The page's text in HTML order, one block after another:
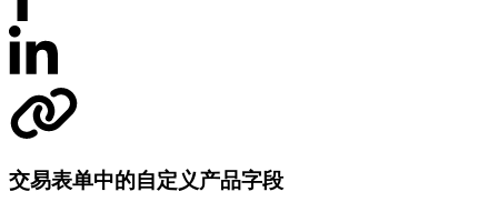
交易表单中的自定义产品字段